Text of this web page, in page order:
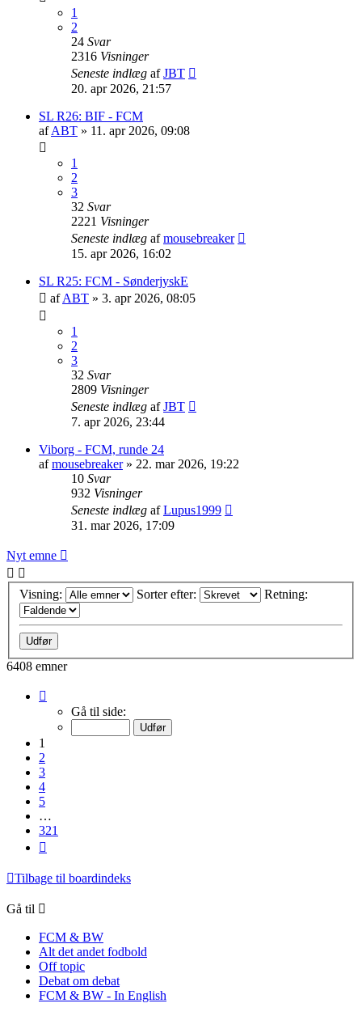
1
2
24 Svar
2316 Visninger
Seneste indlæg afJBT
20. apr 2026, 21:57
SL R26: BIF - FCM
afABT » 11. apr 2026, 09:08
1
2
3
32 Svar
2221 Visninger
Seneste indlæg afmousebreaker
15. apr 2026, 16:02
SL R25: FCM - SønderjyskE
afABT » 3. apr 2026, 08:05
1
2
3
32 Svar
2809 Visninger
Seneste indlæg afJBT
7. apr 2026, 23:44
Viborg - FCM, runde 24
afmousebreaker» 22. mar 2026, 19:22
10 Svar
932 Visninger
Seneste indlæg afLupus1999
31. mar 2026, 17:09
Nyt emne
Visning: Sorter efter: Retning:
6408 emner
Gå til side:
1
2
3
4
5
…
321
Tilbage til boardindeks
Gå til
FCM & BW
Alt det andet fodbold
Off topic
Debat om debat
FCM & BW - In English